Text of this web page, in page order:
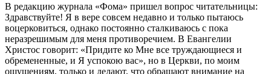
В редакцию журнала «Фома» пришел вопрос читательницы:
Здравствуйте! Я в вере совсем недавно и только пытаюсь
воцерковиться, однако постоянно сталкиваюсь с пока
неразрешимым для меня противоречием. В Евангелии
Христос говорит: «Придите ко Мне все труждающиеся и
обремененные, и Я успокою вас», но в Церкви, по моим
ощущениям, только и делают, что обращают внимание на